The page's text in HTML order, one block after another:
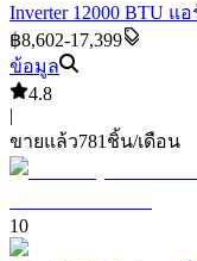
Inverter 12000 BTU แ
฿8,602-17,399
ข้อมูล
4.8
|
ขายแล้ว781 ชิ้น/เดือน
10